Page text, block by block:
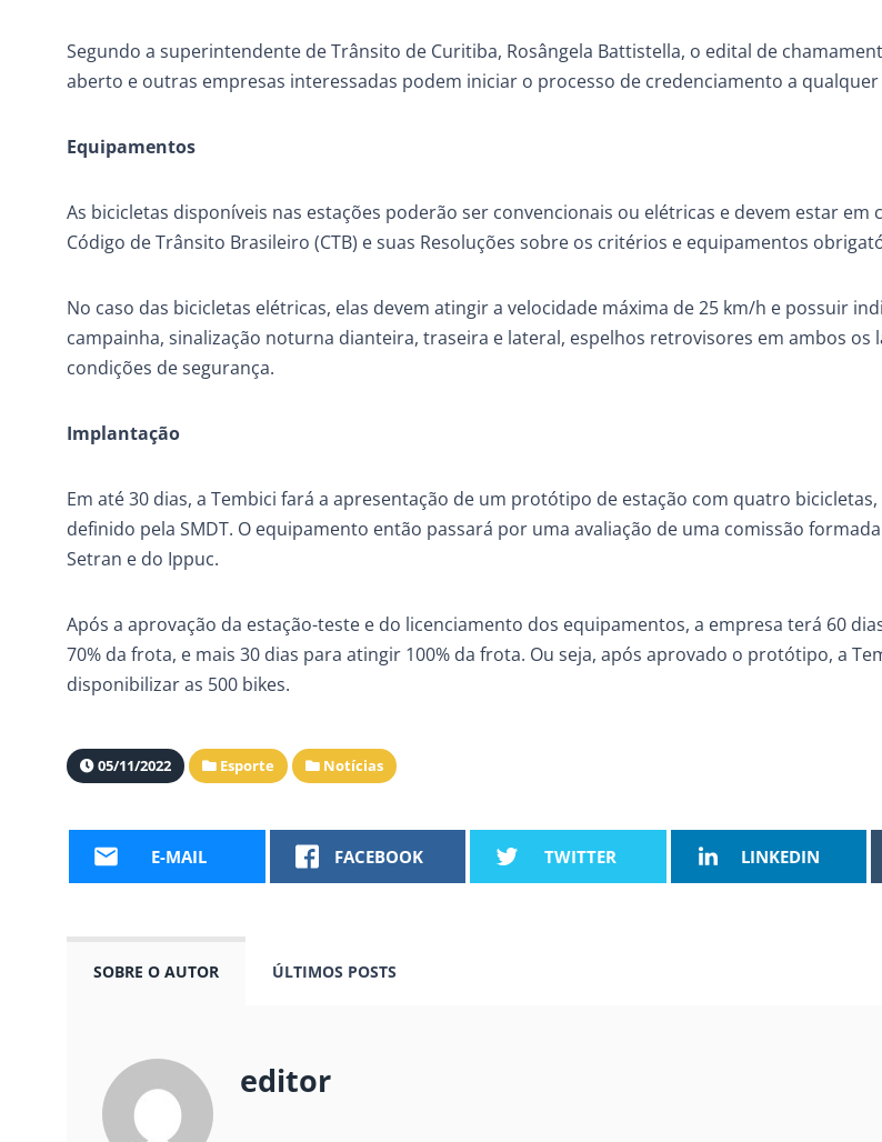
Segundo a superintendente de Trânsito de Curitiba, Rosângela Battistella, o edital de
aberto e outras empresas interessadas podem iniciar o processo de credenciamento a
Equipamentos
As bicicletas disponíveis nas estações poderão ser convencionais ou elétricas e devem estar em
Código de Trânsito Brasileiro (CTB) e suas Resoluções sobre os critérios e equipamentos
No caso das bicicletas elétricas, elas devem atingir a velocidade máxima de 25 km/h e possuir
campainha, sinalização noturna dianteira, traseira e lateral, espelhos retrovisores em ambos os
condições de segurança.
Implantação
Em até 30 dias, a Tembici fará a apresentação de um protótipo de estação com quatro
definido pela SMDT. O equipamento então passará por uma avaliação de uma comissão
Setran e do Ippuc.
Após a aprovação da estação-teste e do licenciamento dos equipamentos, a empresa terá 60
70% da frota, e mais 30 dias para atingir 100% da frota. Ou seja, após aprovado o protótipo, a
disponibilizar as 500 bikes.
05/11/2022 Esporte Notícias
E-MAIL FACEBOOK TWITTER LINKEDIN
SOBRE O AUTOR ÚLTIMOS POSTS
editor